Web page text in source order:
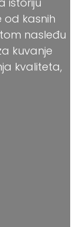
od kasnih
nasleđu
kuvanje
kvaliteta,